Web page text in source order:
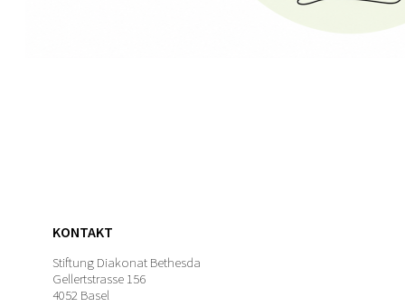
KONTAKT
Stiftung Diakonat Bethesda
Gellertstrasse 156
4052 Basel